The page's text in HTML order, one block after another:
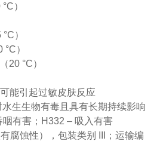
）
）
）
20 °C）
能引起过敏皮肤反应
生生物有毒且具有长期持续影响
有害；H332 – 吸入有害
腐蚀性），包装类别 III；运输编